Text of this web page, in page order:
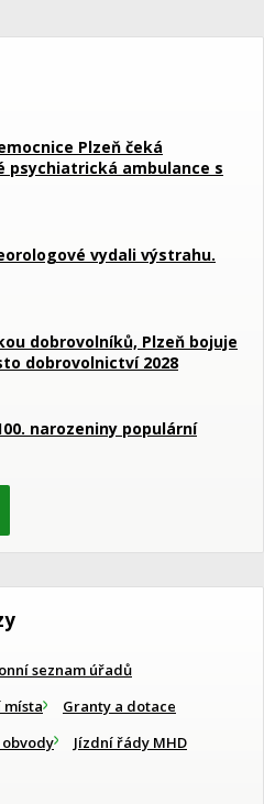
Plzeň čeká
psychiatrická ambulance s
vydali výstrahu.
dobrovolníků, Plzeň bojuje
dobrovolnictví 2028
narozeniny populární
seznam úřadů
místa
Granty a dotace
obvody Jízdní řády MHD